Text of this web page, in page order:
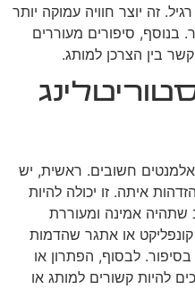
זה יוצר חוויה עמוקה יותר
בנוסף, סיפורים מעוררים
בין הצרכן למותג.
חשובים. ראשית, יש
איתה. זו יכולה להיות
שתהיה אמינה ומעוררת
או אתגר שהדמות
לבסוף, הפתרון או
להיות קשורים למותג או